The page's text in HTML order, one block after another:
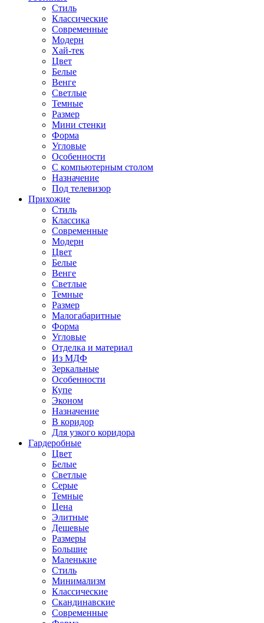
Стиль
Классические
Современные
Модерн
Хай-тек
Цвет
Белые
Венге
Светлые
Темные
Размер
Мини стенки
Форма
Угловые
Особенности
С компьютерным столом
Назначение
Под телевизор
Прихожие
Стиль
Классика
Современные
Модерн
Цвет
Белые
Венге
Светлые
Темные
Размер
Малогабаритные
Форма
Угловые
Отделка и материал
Из МДФ
Зеркальные
Особенности
Купе
Эконом
Назначение
В коридор
Для узкого коридора
Гардеробные
Цвет
Белые
Светлые
Серые
Темные
Цена
Элитные
Дешевые
Размеры
Большие
Маленькие
Стиль
Минимализм
Классические
Скандинавские
Современные